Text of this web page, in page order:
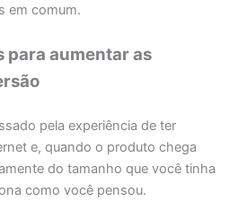
em comum.
para aumentar as
pela experiência de ter
e, quando o produto chega
do tamanho que você tinha
como você pensou.